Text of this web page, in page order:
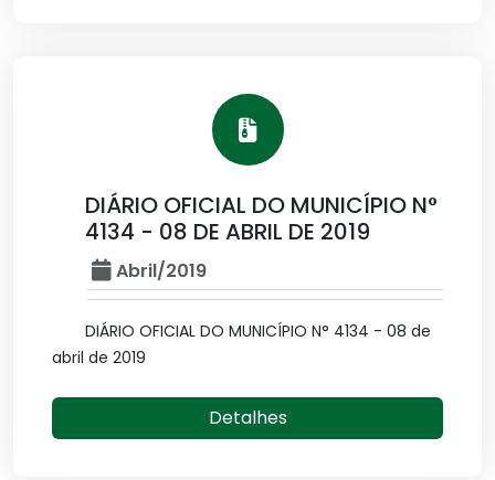
DIÁRIO OFICIAL DO MUNICÍPIO N°
4134 - 08 DE ABRIL DE 2019
Abril/2019
DIÁRIO OFICIAL DO MUNICÍPIO N° 4134 - 08 de
abril de 2019
Detalhes